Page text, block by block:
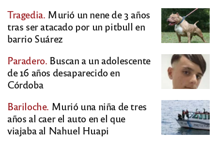
Tragedia. Murió un nene de 3 años
tras ser atacado por un pitbull en
barrio Suárez
Paradero. Buscan a un adolescente
de 16 años desaparecido en
Córdoba
Bariloche. Murió una niña de tres
años al caer el auto en el que
viajaba al Nahuel Huapi